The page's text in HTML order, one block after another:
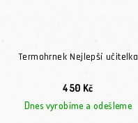
Termohrnek Nejlepší učitelka
450 Kč
Dnes vyrobíme a odešleme